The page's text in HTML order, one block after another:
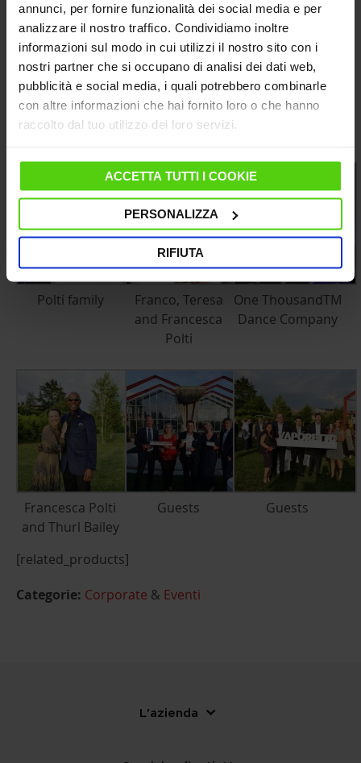
annunci, per fornire funzionalità dei social media e per
analizzare il nostro traffico. Condividiamo inoltre
informazioni sul modo in cui utilizzi il nostro sito con i
nostri partner che si occupano di analisi dei dati web,
pubblicità e social media, i quali potrebbero combinarle
con altre informazioni che hai fornito loro o che hanno
raccolto dal tuo utilizzo dei loro servizi.
ACCETTA TUTTI I COOKIE
PERSONALIZZA
RIFIUTA
Guarda la gallery:
Polti family
Franco, Teresa
and Francesca
Polti
One ThousandTM
Dance Company
Francesca Polti
and Thurl Bailey
Guests Guests
[related_products]
Categorie: Corporate & Eventi
L'azienda